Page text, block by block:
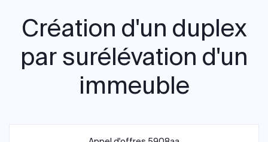
Création d'un duplex
par surélévation d'un
immeuble